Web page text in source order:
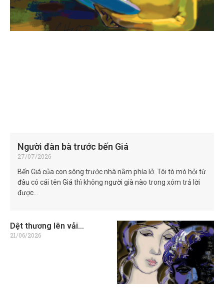
Người đàn bà trước bến Giá
27/07/2026
Bến Giá của con sông trước nhà nằm phía lở. Tôi tò mò hỏi từ
đâu có cái tên Giá thì không người già nào trong xóm trả lời
được…
Dệt thương lên vải…
21/06/2026